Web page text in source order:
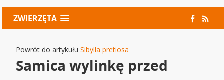
ZWIERZĘTA
Powrót do artykułuSibylla pretiosa
Samica wylinkę przed